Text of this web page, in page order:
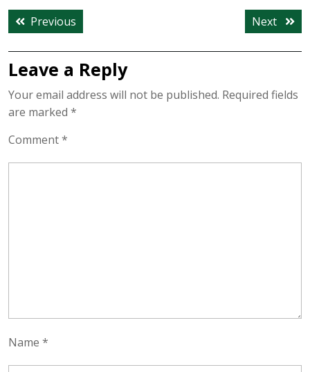
Post
navigation
Previous
post:
Next Next
post:
Leave a Reply
Your email address will not be published. Required fields
are marked *
Comment*
Name *